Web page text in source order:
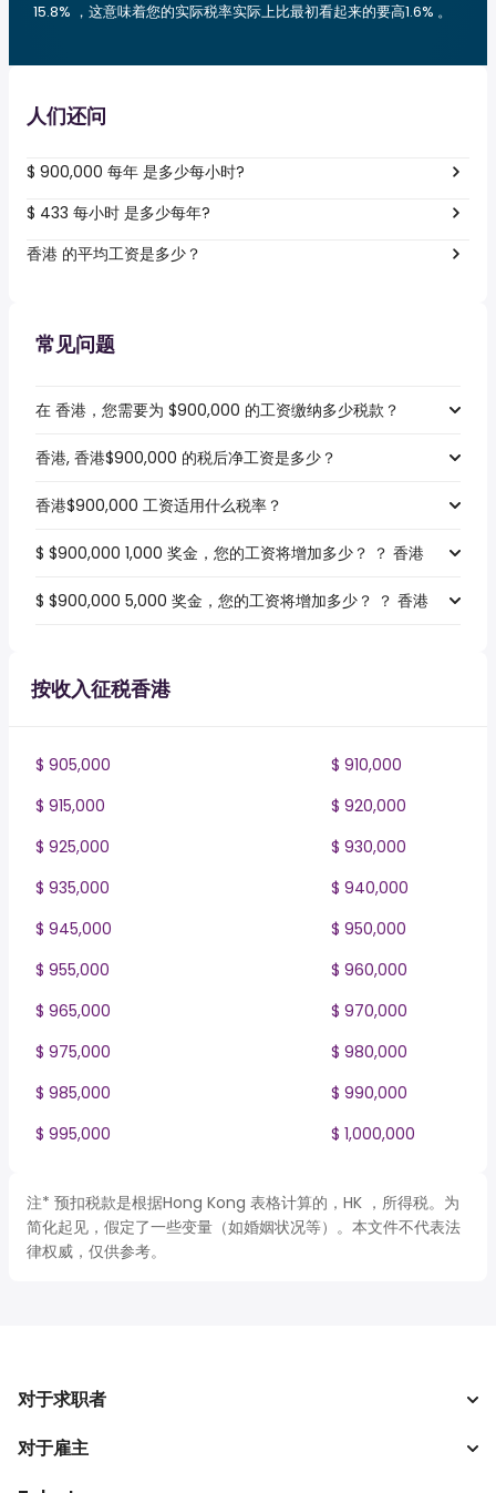
15.8% ，这意味着您的实际税率实际上比最初看起来的要高1.6% 。
人们还问
$ 900,000 每年 是多少每小时?
$ 433 每小时 是多少每年?
香港 的平均工资是多少？
常见问题
在 香港，您需要为 $900,000 的工资缴纳多少税款？
香港, 香港$900,000 的税后净工资是多少？
香港$900,000 工资适用什么税率？
$ $900,000 1,000 奖金，您的工资将增加多少？ ？ 香港
$ $900,000 5,000 奖金，您的工资将增加多少？ ？ 香港
按收入征税香港
$ 905,000
$ 910,000
$ 915,000
$ 920,000
$ 925,000
$ 930,000
$ 935,000
$ 940,000
$ 945,000
$ 950,000
$ 955,000
$ 960,000
$ 965,000
$ 970,000
$ 975,000
$ 980,000
$ 985,000
$ 990,000
$ 995,000
$ 1,000,000
注* 预扣税款是根据Hong Kong 表格计算的，HK ，所得税。为
简化起见，假定了一些变量（如婚姻状况等）。本文件不代表法
律权威，仅供参考。
对于求职者
搜索工作
对于雇主